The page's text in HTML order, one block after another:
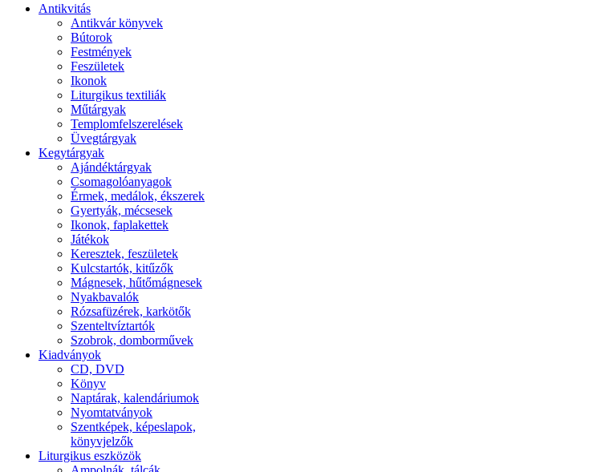
Antikvitás
Antikvár könyvek
Bútorok
Festmények
Feszületek
Ikonok
Liturgikus textiliák
Műtárgyak
Templomfelszerelések
Üvegtárgyak
Kegytárgyak
Ajándéktárgyak
Csomagolóanyagok
Érmek, medálok, ékszerek
Gyertyák, mécsesek
Ikonok, faplakettek
Játékok
Keresztek, feszületek
Kulcstartók, kitűzők
Mágnesek, hűtőmágnesek
Nyakbavalók
Rózsafüzérek, karkötők
Szenteltvíztartók
Szobrok, domborművek
Kiadványok
CD, DVD
Könyv
Naptárak, kalendáriumok
Nyomtatványok
Szentképek, képeslapok,
könyvjelzők
Liturgikus eszközök